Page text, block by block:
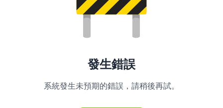
發生錯誤
系統發生未預期的錯誤，請稍後再試。